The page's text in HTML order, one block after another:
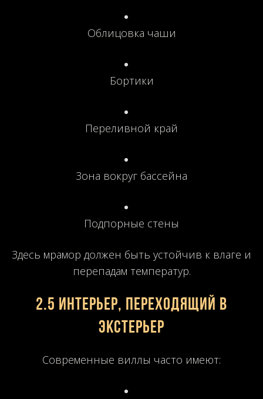
Облицовка чаши
Бортики
Переливной край
Зона вокруг бассейна
Подпорные стены
Здесь мрамор должен быть устойчив к влаге и
перепадам температур.
2.5 Интерьер, переходящий в
экстерьер
Современные виллы часто имеют: